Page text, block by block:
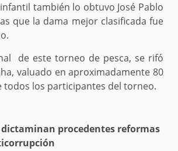
también lo obtuvo José Pablo
que la dama mejor clasificada fue
de este torneo de pesca, se rifó
valuado en aproximadamente 80
todos los participantes del torneo.
dictaminan procedentes reformas